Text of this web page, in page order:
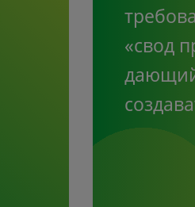
«свод